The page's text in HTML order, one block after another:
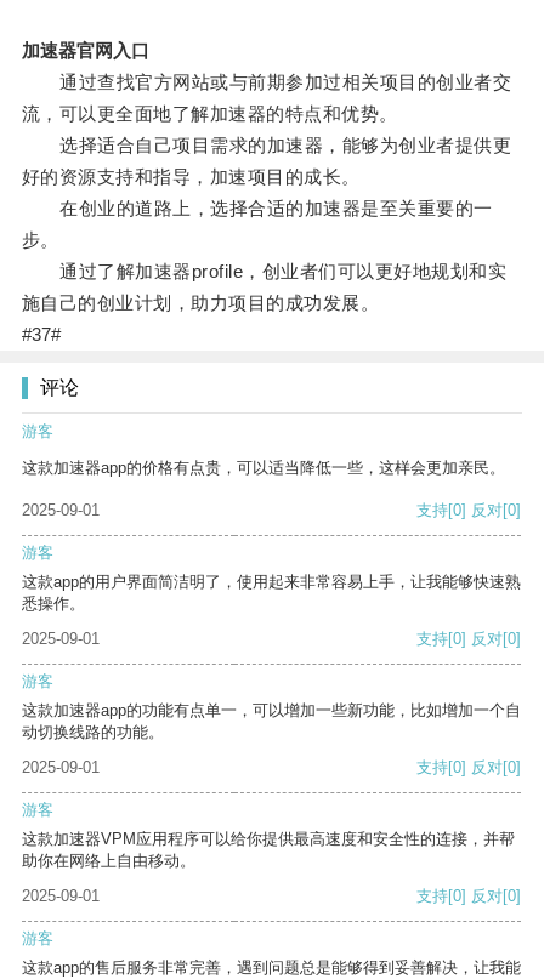
加速器官网入口
通过查找官方网站或与前期参加过相关项目的创业者交
流，可以更全面地了解加速器的特点和优势。
选择适合自己项目需求的加速器，能够为创业者提供更
好的资源支持和指导，加速项目的成长。
在创业的道路上，选择合适的加速器是至关重要的一
步。
通过了解加速器profile，创业者们可以更好地规划和实
施自己的创业计划，助力项目的成功发展。
#37#
评论
游客
这款加速器app的价格有点贵，可以适当降低一些，这样会更加亲民。
2025-09-01 支持[0] 反对[0]
游客
这款app的用户界面简洁明了，使用起来非常容易上手，让我能够快速熟
悉操作。
2025-09-01
支持[0] 反对[0]
游客
这款加速器app的功能有点单一，可以增加一些新功能，比如增加一个自
动切换线路的功能。
2025-09-01
支持[0] 反对[0]
游客
这款加速器VPM应用程序可以给你提供最高速度和安全性的连接，并帮
助你在网络上自由移动。
2025-09-01
支持[0] 反对[0]
游客
这款app的售后服务非常完善，遇到问题总是能够得到妥善解决，让我能